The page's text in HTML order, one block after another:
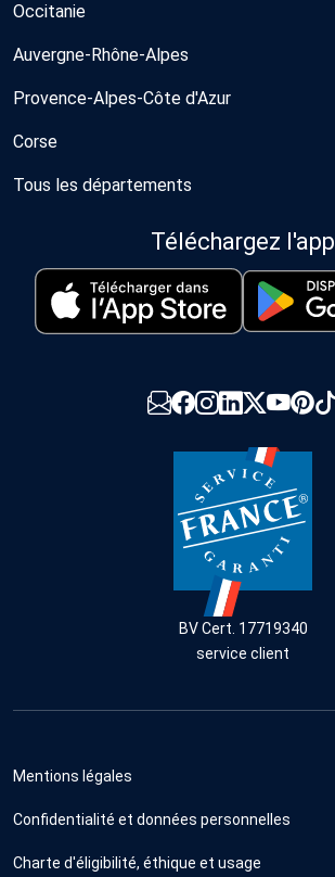
Occitanie
Auvergne-Rhône-Alpes
Provence-Alpes-Côte d'Azur
Corse
Tous les départements
Téléchargez l'app
BV Cert. 17719340
service client
Mentions légales
Confidentialité et données personnelles
Charte d'éligibilité, éthique et usage